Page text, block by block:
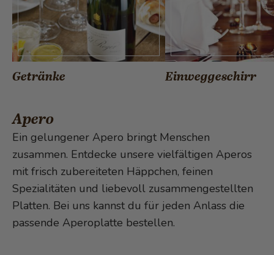
Getränke Einweggeschirr
Apero
Ein gelungener Apero bringt Menschen
zusammen. Entdecke unsere vielfältigen Aperos
mit frisch zubereiteten Häppchen, feinen
Spezialitäten und liebevoll zusammengestellten
Platten. Bei uns kannst du für jeden Anlass die
passende Aperoplatte bestellen.